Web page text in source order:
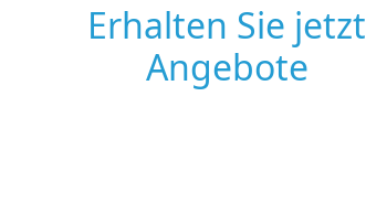
Erhalten Sie jetzt
Angebote